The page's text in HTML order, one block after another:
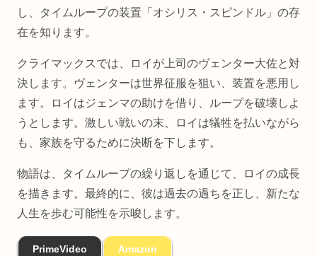
し、タイムループの装置「オシリス・スピンドル」の存
在を知ります。
クライマックスでは、ロイが上司のヴェンター大佐と対
決します。ヴェンターは世界征服を狙い、装置を悪用し
ます。ロイはジェンマの助けを借り、ループを破壊しよ
うとします。激しい戦いの末、ロイは犠牲を払いながら
も、家族を守るために決断を下します。
物語は、タイムループの繰り返しを通じて、ロイの成長
を描きます。最終的に、彼は過去の過ちを正し、新たな
人生を歩む可能性を示唆します。
PrimeVideo Amazon